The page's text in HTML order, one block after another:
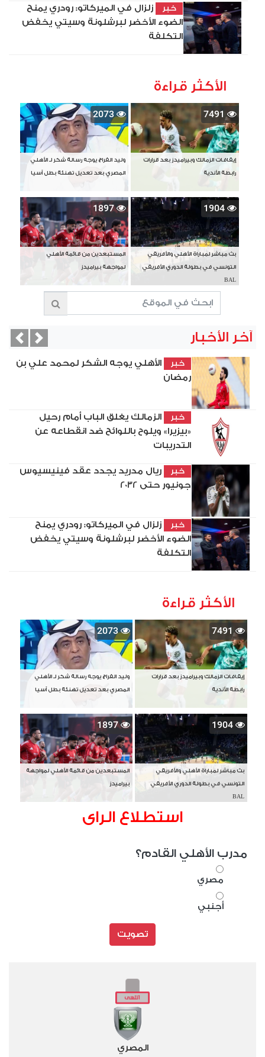
خبر
زلزال في الميركاتو: رودري يمنح
الضوء الأخضر لبرشلونة وسيتي يخفض
التكلفة
الأكثر قراءة
7491
إيقافات الزمالك وبيراميدز بعد قرارات
رابطة الأندية
2073
وليد الفراج يوجه رسالة شكر لـ الأهلي
المصري بعد تعديل تهنئة بطل آسيا
1904
بث مباشر لمباراة الأهلي والأفريقي
التونسي في بطولة الدوري الأفريقي
BAL
1897
المستبعدين من قائمة الأهلي
لمواجهة بيراميدز
آخر الأخبار
خبر
الأهلي يوجه الشكر لمحمد علي بن
رمضان
خبر
الزمالك يغلق الباب أمام رحيل
«بيزيرا» ويلوح باللوائح ضد انقطاعه عن
التدريبات
خبر
ريال مدريد يجدد عقد فينيسيوس
جونيور حتى 2032
خبر
زلزال في الميركاتو: رودري يمنح
الضوء الأخضر لبرشلونة وسيتي يخفض
التكلفة
Next
الأكثر قراءة
7491
إيقافات الزمالك وبيراميدز بعد قرارات
رابطة الأندية
2073
وليد الفراج يوجه رسالة شكر لـ الأهلي
المصري بعد تعديل تهنئة بطل آسيا
1904
بث مباشر لمباراة الأهلي والأفريقي
التونسي في بطولة الدوري الأفريقي
BAL
1897
المستبعدين من قائمة الأهلي لمواجهة
بيراميدز
استطلاع الراى
مدرب الأهلي القادم؟
مصري
أجنبي
تصويت
المصري